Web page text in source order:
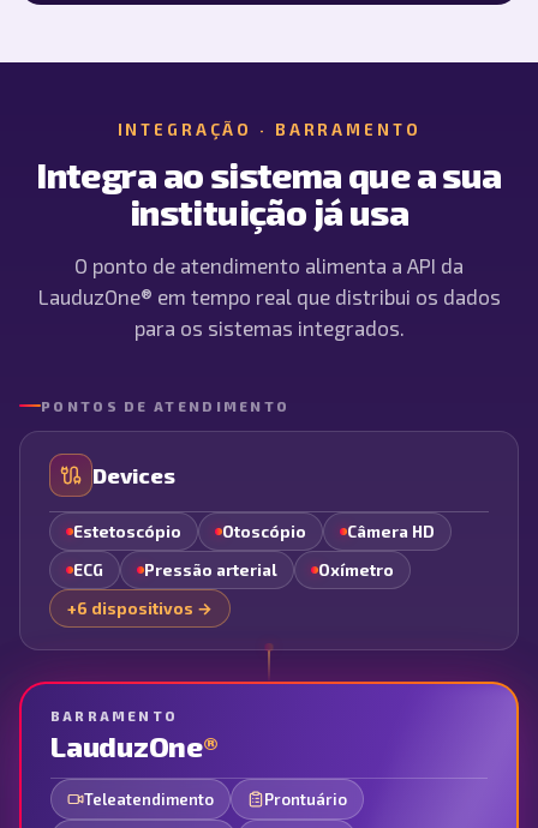
INTEGRAÇÃO · BARRAMENTO
Integra ao sistema que a sua
instituição já usa
O ponto de atendimento alimenta a API da
LauduzOne® em tempo real que distribui os dados
para os sistemas integrados.
PONTOS DE ATENDIMENTO
Devices
Estetoscópio Otoscópio
Câmera HD
ECG
Pressão arterial
Oxímetro
+6 dispositivos →
BARRAMENTO
LauduzOne®
Teleatendimento Prontuário